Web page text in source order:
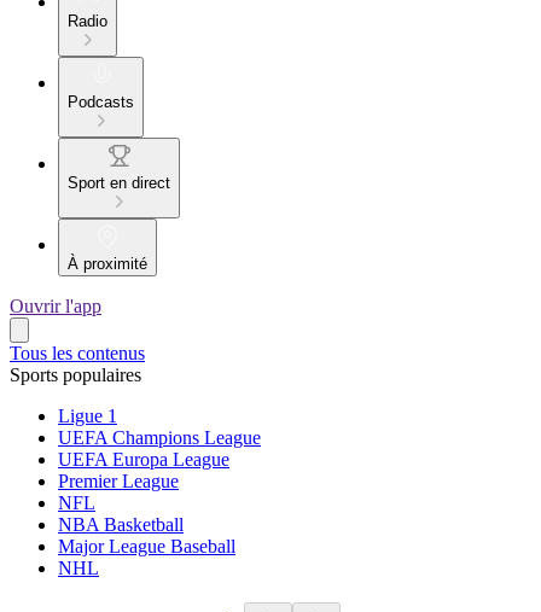
Radio
Podcasts
Sport en direct
À proximité
Ouvrir l'app
Tous les contenus
Sports populaires
Ligue 1
UEFA Champions League
UEFA Europa League
Premier League
NFL
NBA Basketball
Major League Baseball
NHL